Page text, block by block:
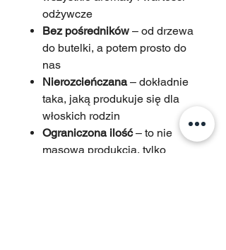
odżywcze
Bez pośredników – od drzewa
do butelki, a potem prosto do
nas
Nierozcieńczana– dokładnie
taka, jaką produkuje się dla
włoskich rodzin
Ograniczona ilość– to nie
masowa produkcja, tylko